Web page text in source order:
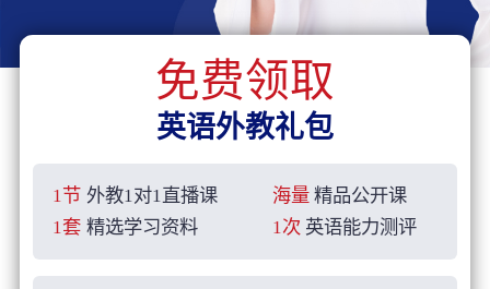
免费领取
英语外教礼包
1节 外教1对1直播课 海量 精品公开课
1套 精选学习资料 1次 英语能力测评